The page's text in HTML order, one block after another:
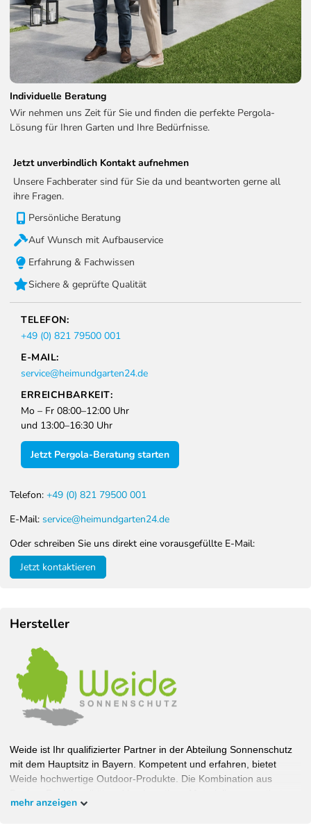
LED-4080-WSS
Technische Informationen zum LED Kits:
LED-Helligkeit:
LED-Eingang:
24V DC / 150W
Reichweite der Fernbedienung:
100m
Empfangsfrequenz (RF):
868,35 MHz
Empfangsbandbreite (RF):
Schutzart:
Individuelle Beratung
Wir nehmen uns Zeit für Sie und finden die perfekte Pergola-
Lösung für Ihren Garten und Ihre Bedürfnisse.
Jetzt unverbindlich Kontakt aufnehmen
Unsere Fachberater sind für Sie da und beantworten gerne all
ihre Fragen.
Persönliche Beratung
Auf Wunsch mit Aufbauservice
Erfahrung & Fachwissen
Sichere & geprüfte Qualität
TELEFON:
+49 (0) 821 79500 001
E-MAIL:
service@heimundgarten24.de
ERREICHBARKEIT:
Mo – Fr 08:00–12:00 Uhr
und 13:00–16:30 Uhr
Jetzt Pergola-Beratung starten
Telefon: +49 (0) 821 79500 001
E-Mail: service@heimundgarten24.de
Oder schreiben Sie uns direkt eine vorausgefüllte E-Mail:
Jetzt kontaktieren
Hersteller
Weide ist Ihr qualifizierter Partner in der Abteilung Sonnenschutz
mit dem Hauptsitz in Bayern. Kompetent und erfahren, bietet
Weide hochwertige Outdoor-Produkte. Die Kombination aus
Wohlfühlambiente bei bestem Schutz. Bauen Sie Ihren Garten,
mehr anzeigen